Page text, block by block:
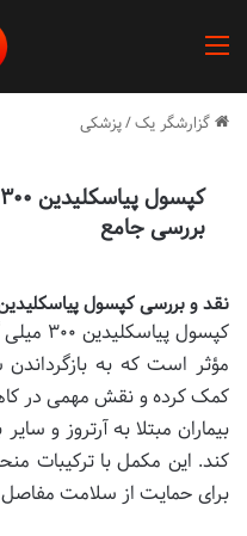
گزارشگر یک/پزشکی
بررسی جامع
نقد و بررسی کپسول پیاسکلیدین ۳۰۰ میلی گرم
کپسول
مؤثر است که به
کمک کرده و نقش مهمی در
بیماران مبتلا به آرتروز و
کند. این مکمل با ترکیبات
برای حمایت از سلامت مفاصل